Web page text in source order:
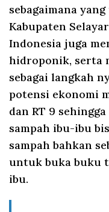
sebagaimana
Kabupaten
Indonesia juga
hidroponik, serta
sebagai langkah
potensi ekonomi
dan RT 9
sampah ibu-ibu
sampah bahkan
untuk buka buku
ibu.